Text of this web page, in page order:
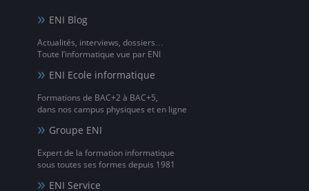
ENI Blog
Actualités, interviews, dossiers…
Toute l’informatique vue par ENI
ENI Ecole informatique
Formations de BAC+2 à BAC+5,
dans nos campus physiques et en ligne
Groupe ENI
Expert de la formation informatique
sous toutes ses formes depuis 1981
ENI Service